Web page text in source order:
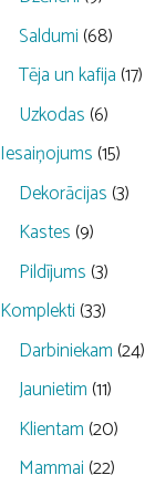
Saldumi (68)
Tēja un kafija (17)
Uzkodas (6)
Iesaiņojums (15)
Dekorācijas (3)
Kastes (9)
Pildījums (3)
Komplekti (33)
Darbiniekam (24)
Jaunietim (11)
Klientam (20)
Mammai (22)